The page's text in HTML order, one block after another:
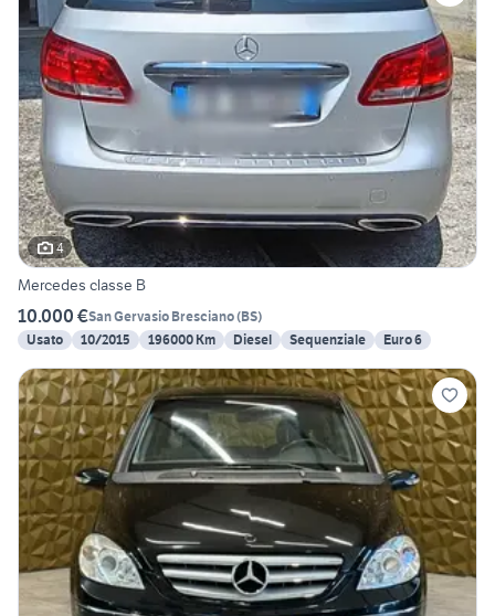
4
Mercedes classe B
10.000 €San Gervasio Bresciano(BS)
Usato
10/2015 196000 Km Diesel Sequenziale Euro 6